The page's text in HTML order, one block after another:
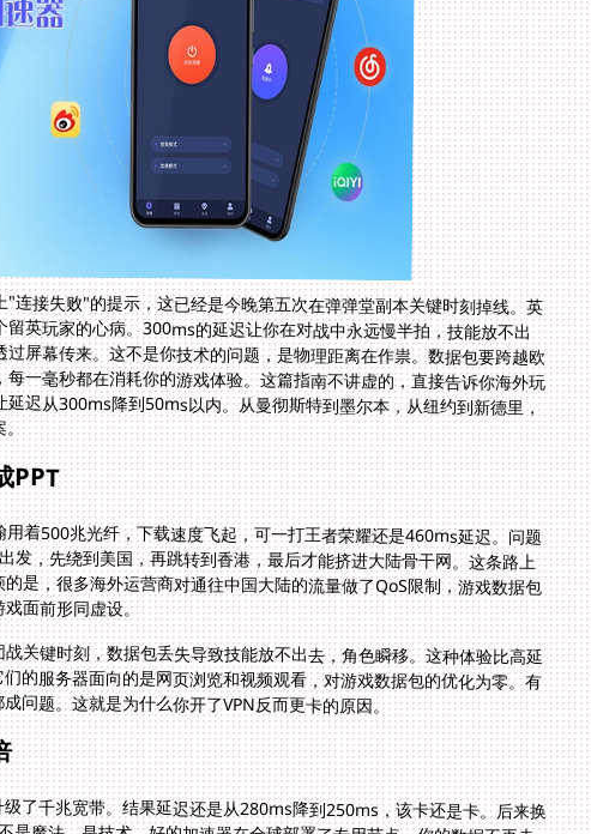
连接失败"的提示，这已经是今晚第五次在弹弹堂副本关键时刻掉线。英
留英玩家的心病。300ms的延迟让你在对战中永远慢半拍，技能放不出
屏幕传来。这不是你技术的问题，是物理距离在作祟。数据包要跨越欧
一毫秒都在消耗你的游戏体验。这篇指南不讲虚的，直接告诉你海外玩
迟从300ms降到50ms以内。从曼彻斯特到墨尔本，从纽约到新德里，
。
PPT
着500兆光纤，下载速度飞起，可一打王者荣耀还是460ms延迟。问题
发，先绕到美国，再跳转到香港，最后才能挤进大陆骨干网。这条路上
是，很多海外运营商对通往中国大陆的流量做了QoS限制，游戏数据包
面前形同虚设。
关键时刻，数据包丢失导致技能放不出去，角色瞬移。这种体验比高延
的服务器面向的是网页浏览和视频观看，对游戏数据包的优化为零。有
问题。这就是为什么你开了VPN反而更卡的原因。
了千兆宽带。结果延迟还是从280ms降到250ms，该卡还是卡。后来换
是魔法，是技术。好的加速器在全球部署了专用节点，你的数据不再走